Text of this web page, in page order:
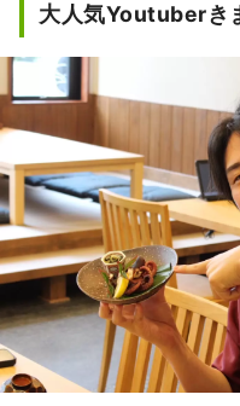
大人気Youtuberき